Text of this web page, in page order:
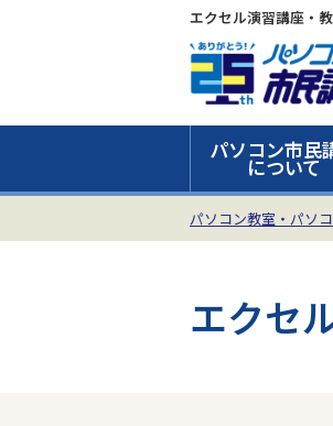
エクセル演習講座・
パソコン市民
について
パソコン教室・パソ
エクセ